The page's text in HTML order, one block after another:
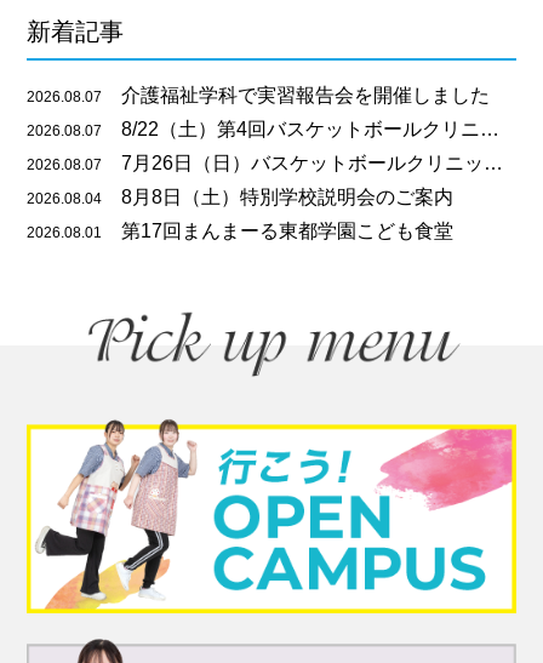
新着記事
2026.08.07 介護福祉学科で実習報告会を開催しました
2026.08.07 8/22（土）第4回バスケットボールクリニックのご案内
2026.08.07 7月26日（日）バスケットボールクリニックを開催しました
2026.08.04 8月8日（土）特別学校説明会のご案内
2026.08.01 第17回まんまーる東都学園こども食堂